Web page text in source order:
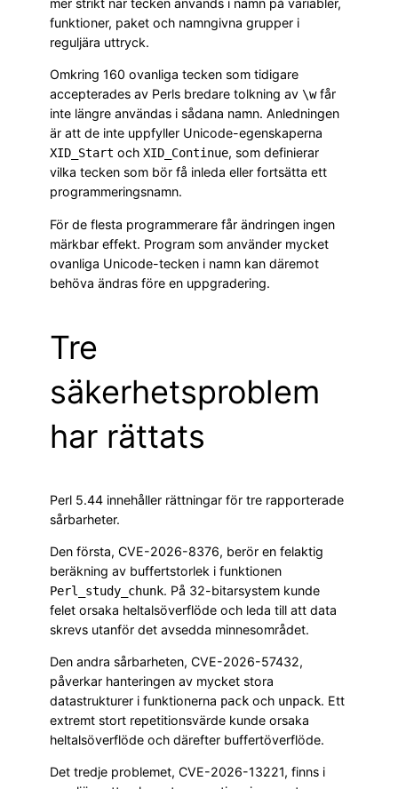
mer strikt när tecken används i namn på variabler,
funktioner, paket och namngivna grupper i
reguljära uttryck.
Omkring 160 ovanliga tecken som tidigare
accepterades av Perls bredare tolkning av \wfår
inte längre användas i sådana namn. Anledningen
är att de inte uppfyller Unicode-egenskaperna
XID_Start och XID_Continue, som definierar
vilka tecken som bör få inleda eller fortsätta ett
programmeringsnamn.
För de flesta programmerare får ändringen ingen
märkbar effekt. Program som använder mycket
ovanliga Unicode-tecken i namn kan däremot
behöva ändras före en uppgradering.
Tre
säkerhetsproblem
har rättats
Perl 5.44 innehåller rättningar för tre rapporterade
sårbarheter.
Den första, CVE-2026-8376, berör en felaktig
beräkning av buffertstorlek i funktionen
Perl_study_chunk. På 32-bitarsystem kunde
felet orsaka heltalsöverflöde och leda till att data
skrevs utanför det avsedda minnesområdet.
Den andra sårbarheten, CVE-2026-57432,
påverkar hanteringen av mycket stora
datastrukturer i funktionerna pack och unpack. Ett
extremt stort repetitionsvärde kunde orsaka
heltalsöverflöde och därefter buffertöverflöde.
Det tredje problemet, CVE-2026-13221, finns i